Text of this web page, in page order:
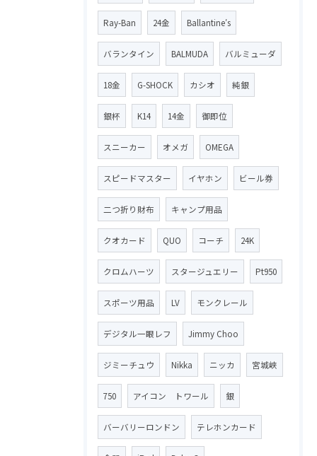
Ray-Ban 24金 Ballantine′s
バランタイン BALMUDA バルミューダ
18金 G-SHOCK カシオ 純銀
銀杯 K14 14金 御即位
スニーカー オメガ OMEGA
スピードマスター イヤホン ビール券
二つ折り財布 キャンプ用品
クオカード QUO コーチ 24K
クロムハーツ スタージュエリー Pt950
スポーツ用品 LV モンクレール
デジタル一眼レフ Jimmy Choo
ジミーチュウ Nikka ニッカ 宮城峡
750 アイコン トワール 銀
バーバリーロンドン テレホンカード